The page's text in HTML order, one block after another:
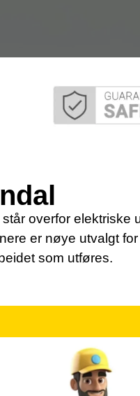
overfor elektriske
er nøye utvalgt
som utføres.